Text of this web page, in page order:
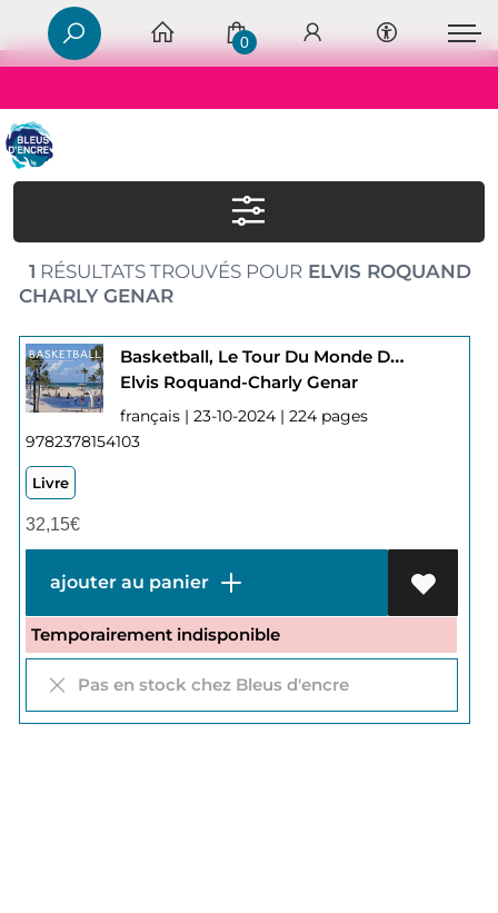
0
1 RÉSULTATS TROUVÉS POURELVIS ROQUAND
CHARLY GENAR
Basketball, Le Tour Du Monde Des Playgrounds Et Des Salles D'exception
Elvis Roquand-Charly Genar
français | 23-10-2024 | 224 pages
9782378154103
Livre
32,15€
ajouter au panier
Temporairement indisponible
Pas en stock chez Bleus d'encre